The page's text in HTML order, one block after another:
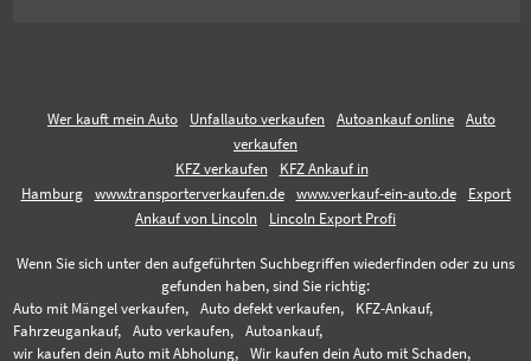
Wer kauft mein Auto Unfallauto verkaufen Autoankauf online
Auto
verkaufen
KFZ verkaufen
KFZ Ankauf in
Hamburg
www.transporterverkaufen.de www.verkauf-ein-auto.de
Export
Ankauf von Lincoln
Lincoln Export Profi
Wenn Sie sich unter den aufgeführten Suchbegriffen wiederfinden oder zu uns
gefunden haben, sind Sie richtig:
Auto mit Mängel verkaufen,
Auto defekt verkaufen,
KFZ-Ankauf,
Fahrzeugankauf,
Auto verkaufen,
Autoankauf,
wir kaufen dein Auto mit Abholung,
Wir kaufen dein Auto mit Schaden,